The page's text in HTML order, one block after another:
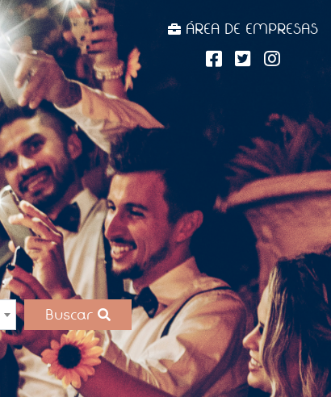
ÁREA DE EMPRESAS
Buscar